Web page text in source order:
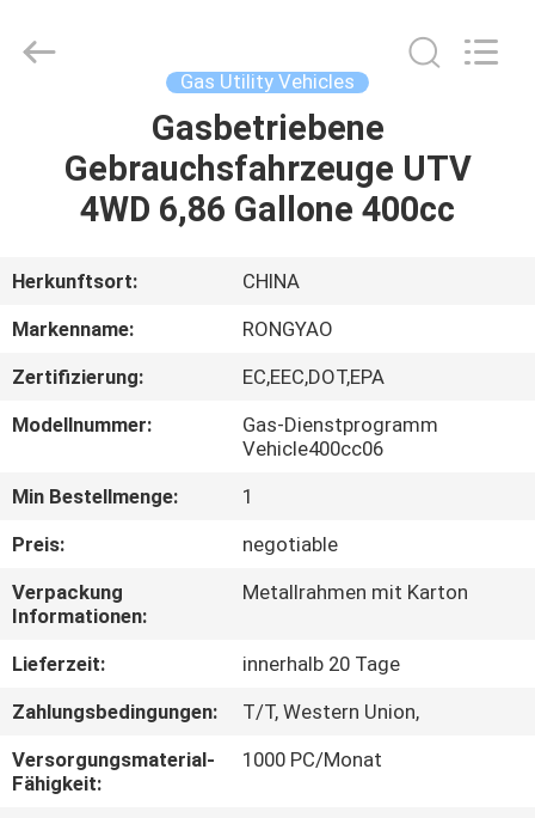
PRODUKTE
ÜBER
UNS
FABRIK-
AUSFLUG
QUALITÄTSKONTROLLE
TRETEN
SIE
MIT
UNS
IN
VERBINDUNG
Co.,Ltd.
Gas Utility Vehicles
Gasbetriebene
Gebrauchsfahrzeuge UTV
4WD 6,86 Gallone 400cc
Herkunftsort:
CHINA
Markenname:
RONGYAO
Zertifizierung:
EC,EEC,DOT,EPA
Modellnummer:
Gas-Dienstprogramm
Vehicle400cc06
Min Bestellmenge:
1
Preis:
negotiable
Verpackung
Informationen:
Metallrahmen mit Karton
Lieferzeit:
innerhalb 20 Tage
Zahlungsbedingungen:
T/T, Western Union,
Versorgungsmaterial-
Fähigkeit:
1000 PC/Monat